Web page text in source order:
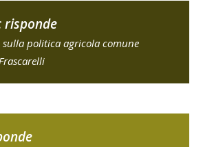
risponde
politica agricola comune